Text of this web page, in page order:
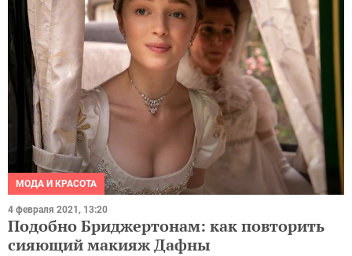
МОДА И КРАСОТА
4 февраля 2021, 13:20
Подобно Бриджертонам: как повторить
сияющий макияж Дафны